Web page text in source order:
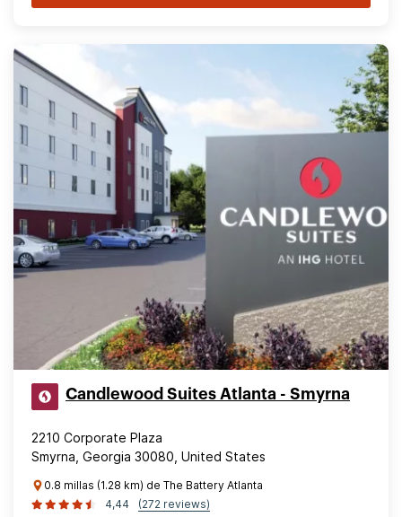
Candlewood Suites Atlanta - Smyrna
2210 Corporate Plaza
Smyrna, Georgia 30080, United States
0.8 millas (1.28 km) de The Battery Atlanta
4,44
(272 reviews)